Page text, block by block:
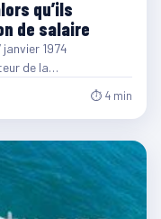
qu’ils
de salaire
1974
de la…
⏱ 4 min